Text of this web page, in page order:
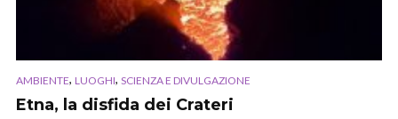
AMBIENTE, LUOGHI, SCIENZA E DIVULGAZIONE
Etna, la disfida dei Crateri